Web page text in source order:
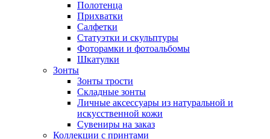
Полотенца
Прихватки
Салфетки
Статуэтки и скульптуры
Фоторамки и фотоальбомы
Шкатулки
Зонты
Зонты трости
Складные зонты
Личные аксессуары из натуральной и
искусственной кожи
Сувениры на заказ
Коллекции с принтами